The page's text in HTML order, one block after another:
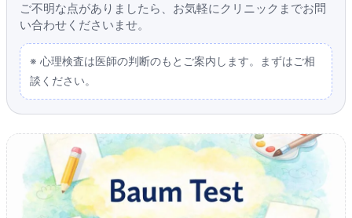
ご不明な点がありましたら、お気軽にクリニックまでお問
い合わせくださいませ。
※ 心理検査は医師の判断のもとご案内します。まずはご相
談ください。